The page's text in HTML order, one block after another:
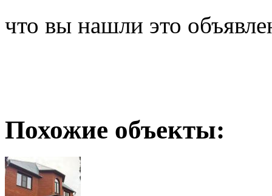
что вы нашли это
Похожие объекты: